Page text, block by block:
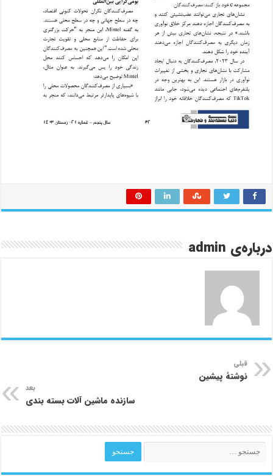
درباره‌ی admin
قبلی
نوشتهٔ پیشین
بعد
سازنده ماشین آلات بسته بندی